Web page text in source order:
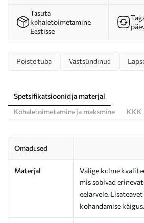
Tasuta
kohaletoimetamine
Eestisse
Poiste tuba Vastsündinud
Spetsifikatsioonid ja materjal
Kohaletoimetamine ja maksmine
KKK
Omadused
Materjal
Valige kolme
mis sobivad
eelarvele.
kohandamise käigus.